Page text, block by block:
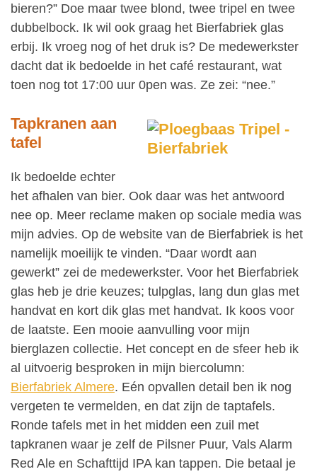
bieren?” Doe maar twee blond, twee tripel en twee
dubbelbock. Ik wil ook graag het Bierfabriek glas
erbij. Ik vroeg nog of het druk is? De medewerkster
dacht dat ik bedoelde in het café restaurant, wat
toen nog tot 17:00 uur 0pen was. Ze zei: “nee.”
Tapkranen aan
tafel
Ik bedoelde echter
het afhalen van bier. Ook daar was het antwoord
nee op. Meer reclame maken op sociale media was
mijn advies. Op de website van de Bierfabriek is het
namelijk moeilijk te vinden. “Daar wordt aan
gewerkt” zei de medewerkster. Voor het Bierfabriek
glas heb je drie keuzes; tulpglas, lang dun glas met
handvat en kort dik glas met handvat. Ik koos voor
de laatste. Een mooie aanvulling voor mijn
bierglazen collectie. Het concept en de sfeer heb ik
al uitvoerig besproken in mijn biercolumn:
Bierfabriek Almere. Eén opvallen detail ben ik nog
vergeten te vermelden, en dat zijn de taptafels.
Ronde tafels met in het midden een zuil met
tapkranen waar je zelf de Pilsner Puur, Vals Alarm
Red Ale en Schafttijd IPA kan tappen. Die betaal je